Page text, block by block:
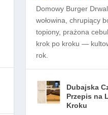
Domowy Burger
wołowina, chrupiący
topiony, prażona
krok po kroku —
rok.
Dubajska
Przepis na
Kroku